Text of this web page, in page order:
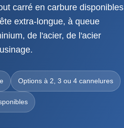
carré en carbure disponibles
extra-longue, à queue
de l'acier, de l'acier
Options à 2, 3 ou 4 cannelures